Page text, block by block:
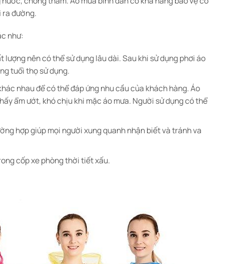
đường.
như:
nên có thể sử dụng lâu dài. Sau khi sử dụng phơi áo
tuổi thọ sử dụng.
nhau để có thể đáp ứng nhu cầu của khách hàng. Áo
ẩm ướt, khó chịu khi mặc áo mưa. Người sử dụng có thể
hợp giúp mọi người xung quanh nhận biết và tránh va
cốp xe phòng thời tiết xấu.